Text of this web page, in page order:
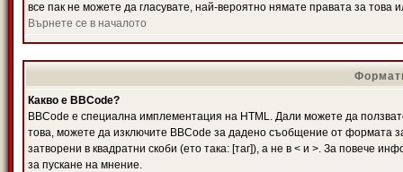
все пак не можете да гласувате, най-вероятно нямате правата за това
Върнете се в началото
Какво е BBCode?
BBCode е специална имплементация на HTML. Дали можете да
това, можете да изключите BBCode за дадено съобщение от формата
затворени в квадратни скоби (ето така: [таг]), а не в < и >. За повече
за пускане на мнение.